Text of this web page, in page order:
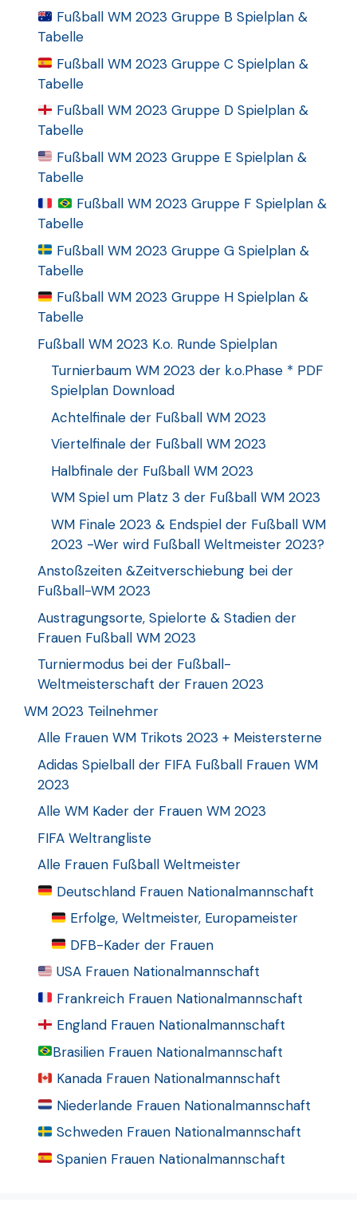
Fußball WM 2023 Gruppe B Spielplan &
Tabelle
Fußball WM 2023 Gruppe C Spielplan &
Tabelle
Fußball WM 2023 Gruppe D Spielplan &
Tabelle
Fußball WM 2023 Gruppe E Spielplan &
Tabelle
Fußball WM 2023 Gruppe F Spielplan &
Tabelle
Fußball WM 2023 Gruppe G Spielplan &
Tabelle
Fußball WM 2023 Gruppe H Spielplan &
Tabelle
Fußball WM 2023 K.o. Runde Spielplan
Turnierbaum WM 2023 der k.o.Phase * PDF
Spielplan Download
Achtelfinale der Fußball WM 2023
Viertelfinale der Fußball WM 2023
Halbfinale der Fußball WM 2023
WM Spiel um Platz 3 der Fußball WM 2023
WM Finale 2023 & Endspiel der Fußball WM
2023 -Wer wird Fußball Weltmeister 2023?
Anstoßzeiten &Zeitverschiebung bei der
Fußball-WM 2023
Austragungsorte, Spielorte & Stadien der
Frauen Fußball WM 2023
Turniermodus bei der Fußball-
Weltmeisterschaft der Frauen 2023
WM 2023 Teilnehmer
Alle Frauen WM Trikots 2023 + Meistersterne
Adidas Spielball der FIFA Fußball Frauen WM
2023
Alle WM Kader der Frauen WM 2023
FIFA Weltrangliste
Alle Frauen Fußball Weltmeister
Deutschland Frauen Nationalmannschaft
Erfolge, Weltmeister, Europameister
DFB-Kader der Frauen
USA Frauen Nationalmannschaft
Frankreich Frauen Nationalmannschaft
England Frauen Nationalmannschaft
Brasilien Frauen Nationalmannschaft
Kanada Frauen Nationalmannschaft
Niederlande Frauen Nationalmannschaft
Schweden Frauen Nationalmannschaft
Spanien Frauen Nationalmannschaft